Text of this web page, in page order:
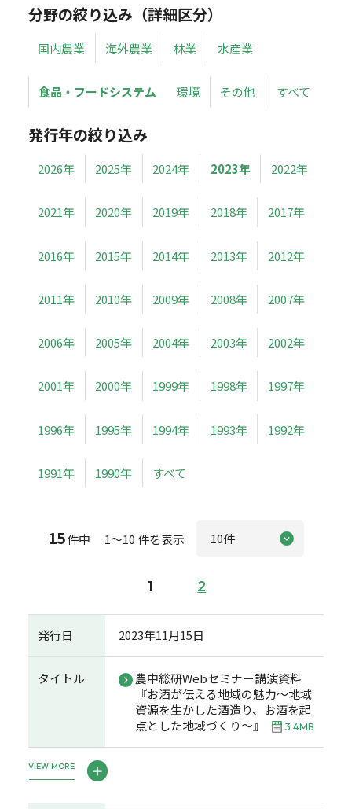
分野の絞り込み（詳細区分）
国内農業 海外農業 林業 水産業
食品・フードシステム 環境 その他 すべて
発行年の絞り込み
2026年 2025年 2024年 2023年 2022年
2021年 2020年 2019年 2018年 2017年
2016年 2015年 2014年 2013年 2012年
2011年 2010年 2009年 2008年 2007年
2006年 2005年 2004年 2003年 2002年
2001年 2000年 1999年 1998年 1997年
1996年 1995年 1994年 1993年 1992年
1991年 1990年 すべて
15件中 1～10 件を表示
1 2
発行日 2023年11月15日
タイトル
農中総研Webセミナー講演資料
『お酒が伝える地域の魅力～地域
資源を生かした酒造り、お酒を起
点とした地域づくり～』
3.4MB
VIEW MORE